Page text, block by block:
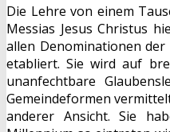
Die Lehre von einem
Messias Jesus Christus
allen Denominationen der
etabliert. Sie wird auf
unanfechtbare
Gemeindeformen
anderer Ansicht. Sie